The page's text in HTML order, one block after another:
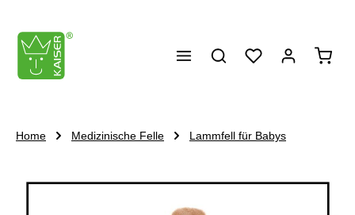
Home Medizinische Felle Lammfell für Babys